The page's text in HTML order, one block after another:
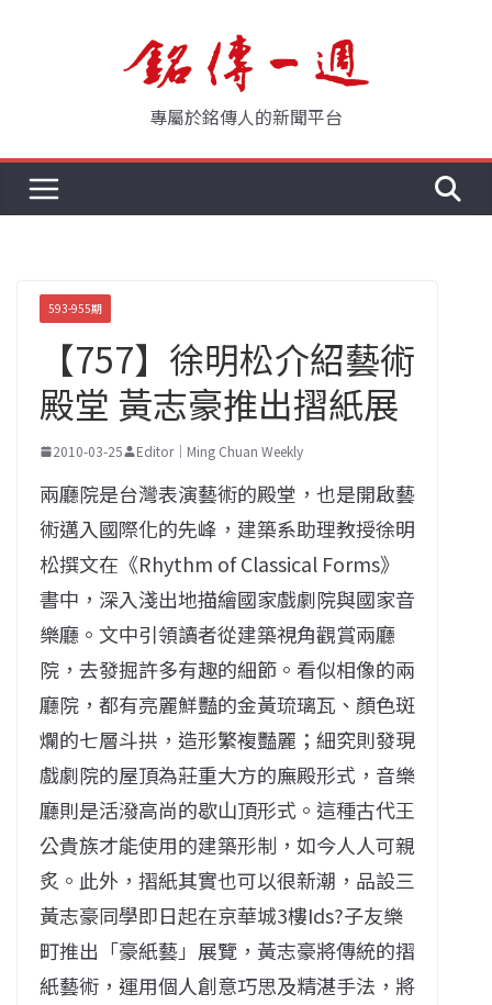
專屬於銘傳人的新聞平台
593-955期
【757】徐明松介紹藝術
殿堂 黃志豪推出摺紙展
2010-03-25 Editor｜Ming Chuan Weekly
兩廳院是台灣表演藝術的殿堂，也是開啟藝
術邁入國際化的先峰，建築系助理教授徐明
松撰文在《Rhythm of Classical Forms》
書中，深入淺出地描繪國家戲劇院與國家音
樂廳。文中引領讀者從建築視角觀賞兩廳
院，去發掘許多有趣的細節。看似相像的兩
廳院，都有亮麗鮮豔的金黃琉璃瓦、顏色斑
爛的七層斗拱，造形繁複豔麗；細究則發現
戲劇院的屋頂為莊重大方的廡殿形式，音樂
廳則是活潑高尚的歇山頂形式。這種古代王
公貴族才能使用的建築形制，如今人人可親
炙。此外，摺紙其實也可以很新潮，品設三
黃志豪同學即日起在京華城3樓Ids?子友樂
町推出「豪紙藝」展覽，黃志豪將傳統的摺
紙藝術，運用個人創意巧思及精湛手法，將